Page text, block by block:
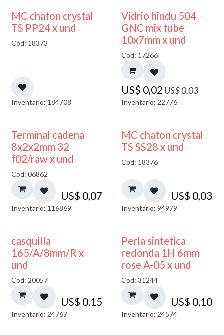
MC chaton crystal
TS PP24 x und
Cod: 18373
Inventario: 184708
40% DESCUENTO
Vidrio hindu 504
GNC mix tube
10x7mm x und
Cod: 17266
US$ 0,02US$0,03
Inventario: 22776
Terminal cadena
8x2x2mm 32
f02/raw x und
Cod: 06862
US$ 0,07
Inventario: 116869
MC chaton crystal
TS SS28 x und
Cod: 18376
US$ 0,03
Inventario: 94979
casquilla
165/A/8mm/R x
und
Cod: 20057
US$ 0,15
Inventario: 24767
Perla sintetica
redonda 1H 6mm
rose A-05 x und
Cod: 31244
US$ 0,10
Inventario: 24574